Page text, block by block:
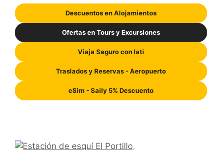
Descuentos en Alojamientos
Ofertas en Tours y Excursiones
Viaja Seguro con Iati
Traslados y Reservas - Aeropuerto
eSim - Saily 5% Descuento